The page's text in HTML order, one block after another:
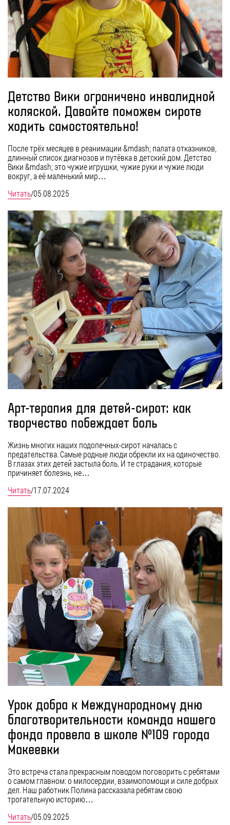
Детство Вики ограничено инвалидной
коляской. Давайте поможем сироте
ходить самостоятельно!
После трёх месяцев в реанимации &mdash; палата отказников,
длинный список диагнозов и путёвка в детский дом. Детство
Вики &mdash; это чужие игрушки, чужие руки и чужие люди
вокруг, а её маленький мир…
Читать/05.08.2025
Арт-терапия для детей-сирот: как
творчество побеждает боль
Жизнь многих наших подопечных-сирот началась с
предательства. Самые родные люди обрекли их на одиночество.
В глазах этих детей застыла боль. И те страдания, которые
причиняет болезнь, не…
Читать/17.07.2024
Урок добра к Международному дню
благотворительности команда нашего
фонда провела в школе №109 города
Макеевки
Это встреча стала прекрасным поводом поговорить с ребятами
о самом главном: о милосердии, взаимопомощи и силе добрых
дел. Наш работник Полина рассказала ребятам свою
трогательную историю…
Читать/05.09.2025